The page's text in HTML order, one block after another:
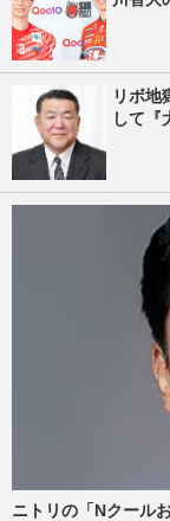
リボ地
して『
ニトリの「Nクール